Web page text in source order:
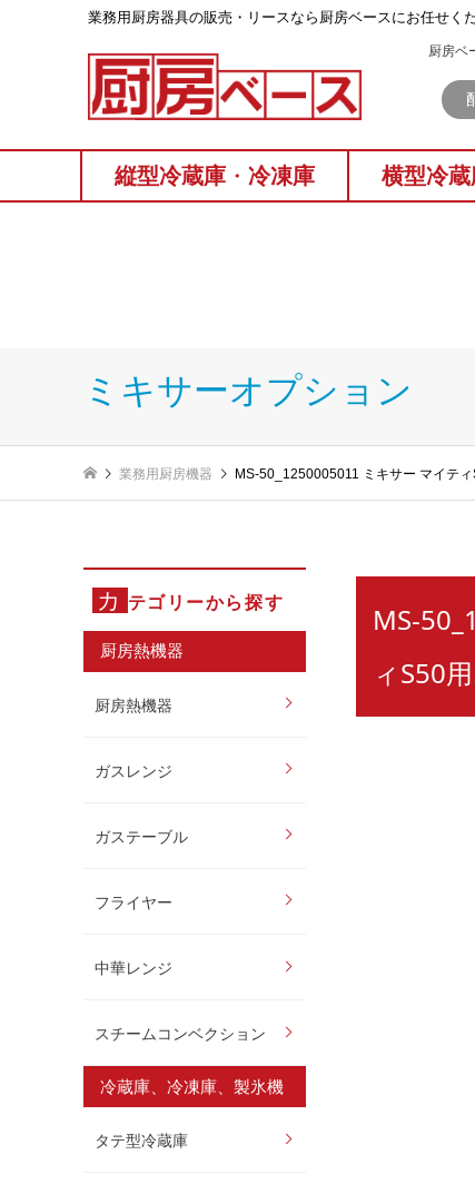
業務⽤厨房器具の販売・リースなら厨房ベースにお任せく
厨房ベ
縦型冷蔵庫 ・ 冷凍庫 横型冷蔵
ミキサーオプション
業務用厨房機器 MS-50_1250005011 ミキサー マイテ
カ テゴリーから探す
厨房熱機器
厨房熱機器
ガスレンジ
ガステーブル
フライヤー
中華レンジ
スチームコンベクション
冷蔵庫、冷凍庫、製氷機
タテ型冷蔵庫
MS-
ィS50